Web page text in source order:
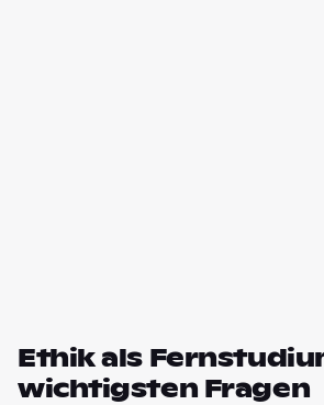
Ethik als
wichtigsten Fragen